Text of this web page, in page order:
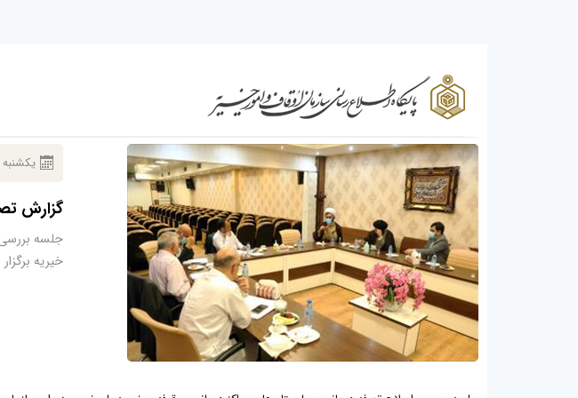
يكشنبه
گزارش
جلسه بررسی
خیریه